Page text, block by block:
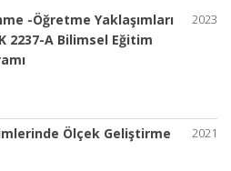
2023
-Öğretme Yaklaşımları
2237-A Bilimsel Eğitim
2021
Ölçek Geliştirme